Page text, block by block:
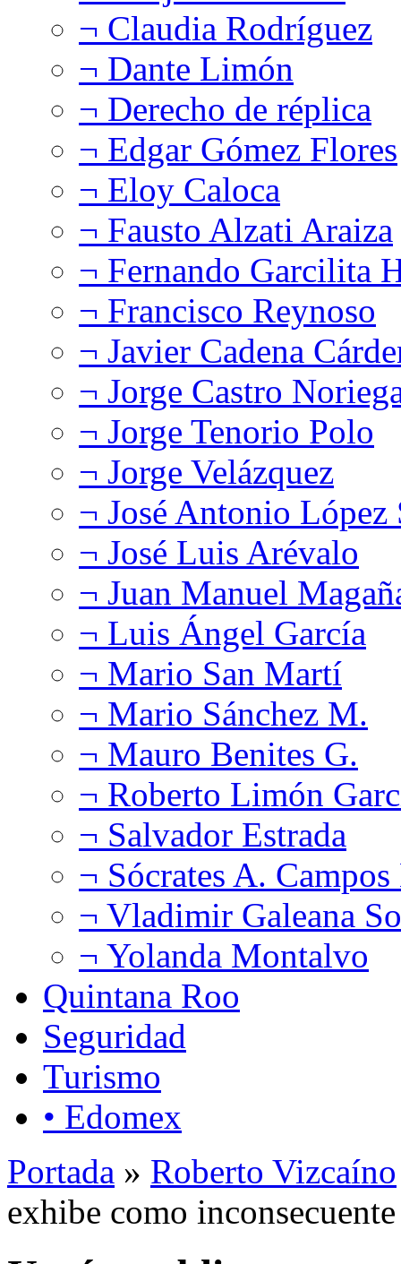
¬ Claudia Rodríguez
¬ Dante Limón
¬ Derecho de réplica
¬ Edgar Gómez Flores
¬ Eloy Caloca
¬ Fausto Alzati Araiza
¬ Fernando Garcilita
¬ Francisco Reynoso
¬ Javier Cadena
¬ Jorge Castro
¬ Jorge Tenorio Polo
¬ Jorge Velázquez
¬ José Antonio López
¬ José Luis Arévalo
¬ Juan Manuel
¬ Luis Ángel García
¬ Mario San Martí
¬ Mario Sánchez M.
¬ Mauro Benites G.
¬ Roberto Limón
¬ Salvador Estrada
¬ Sócrates A.
¬ Vladimir Galeana
¬ Yolanda Montalvo
Quintana Roo
Seguridad
Turismo
• Edomex
Portada » Roberto Vizcaíno
exhibe como